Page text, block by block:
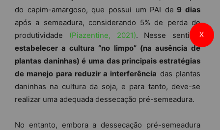
do capim-amargoso, que possui um PAI de 9 dias
após a semeadura, considerando 5% de perda de
produtividade (Piazentine, 2021). Nesse sentido,
estabelecer a cultura “no limpo” (na ausência de
plantas daninhas) é uma das principais estratégias
de manejo para reduzir a interferência das plantas
daninhas na cultura da soja, e para tanto, deve-se
realizar uma adequada dessecação pré-semeadura.
No entanto, embora a dessecação pré-semeadura
X